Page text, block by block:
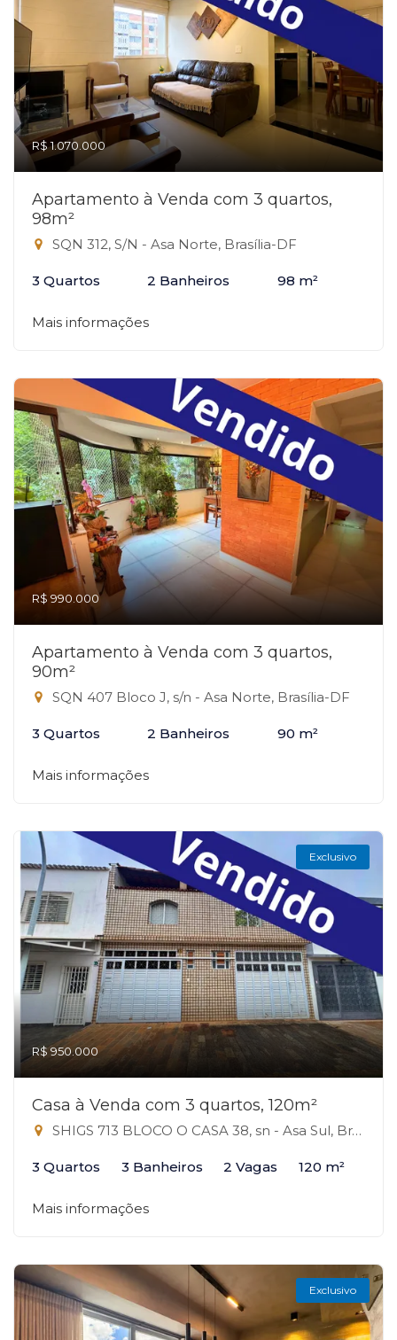
R$ 1.070.000
Apartamento à Venda com 3 quartos,
98m²
SQN 312, S/N - Asa Norte, Brasília-DF
3 Quartos 2 Banheiros 98 m²
Mais informações
R$ 990.000
Apartamento à Venda com 3 quartos,
90m²
SQN 407 Bloco J, s/n - Asa Norte, Brasília-DF
3 Quartos 2 Banheiros 90 m²
Mais informações
Exclusivo
R$ 950.000
Casa à Venda com 3 quartos, 120m²
SHIGS 713 BLOCO O CASA 38, sn - Asa Sul, Brasília-DF
3 Quartos 3 Banheiros 2 Vagas 120 m²
Mais informações
Exclusivo